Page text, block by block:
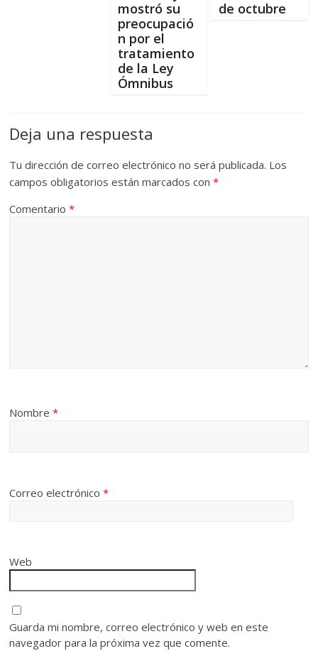
mostró su
preocupació
n por el
tratamiento
de la Ley
Ómnibus
de octubre
Deja una respuesta
Tu dirección de correo electrónico no será publicada. Los
campos obligatorios están marcados con*
Comentario*
Nombre*
Correo electrónico*
Web
Guarda mi nombre, correo electrónico y web en este
navegador para la próxima vez que comente.